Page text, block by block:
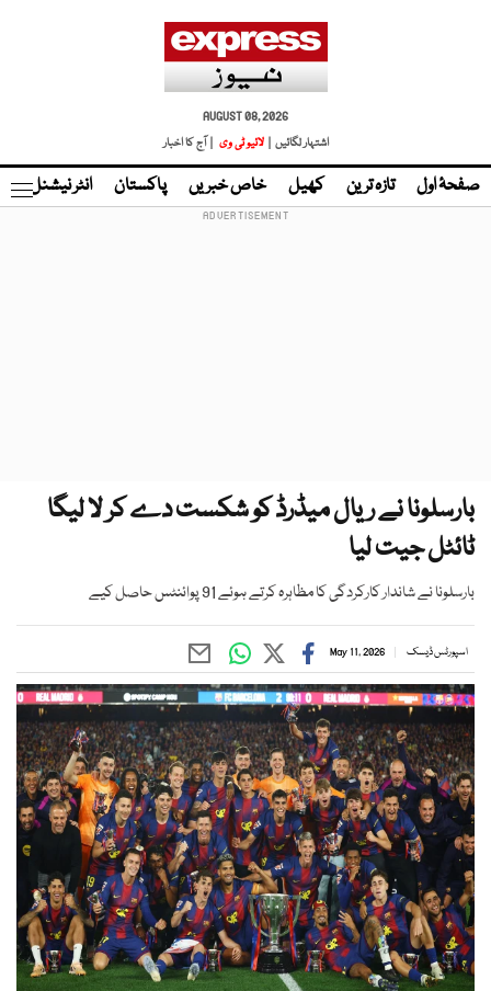
AUGUST 08, 2026
اشتہار لگائیں |
لائیو ٹی وی | آج کا اخبار
صفحۂ اول تازہ ترین کھیل خاص خبریں پاکستان انٹر نیشنل
بارسلونا نے ریال میڈرڈ کو شکست دے کر لا لیگا
ٹائٹل جیت لیا
بارسلونا نے شاندار کارکردگی کا مظاہرہ کرتے ہوئے 91 پوائنٹس حاصل کیے
اسپورٹس ڈیسک May 11, 2026